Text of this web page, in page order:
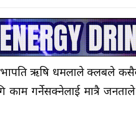
ऋषि धमलाले क्लबले
काम गर्नेसक्नेलाई मात्रै